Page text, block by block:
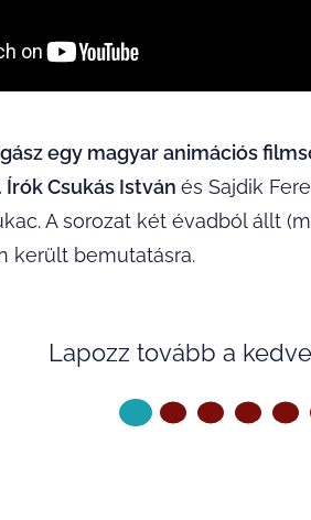
egy magyar animációs
Csukás István és Sajdik
A sorozat két évadból állt
került bemutatásra.
Lapozz tovább a